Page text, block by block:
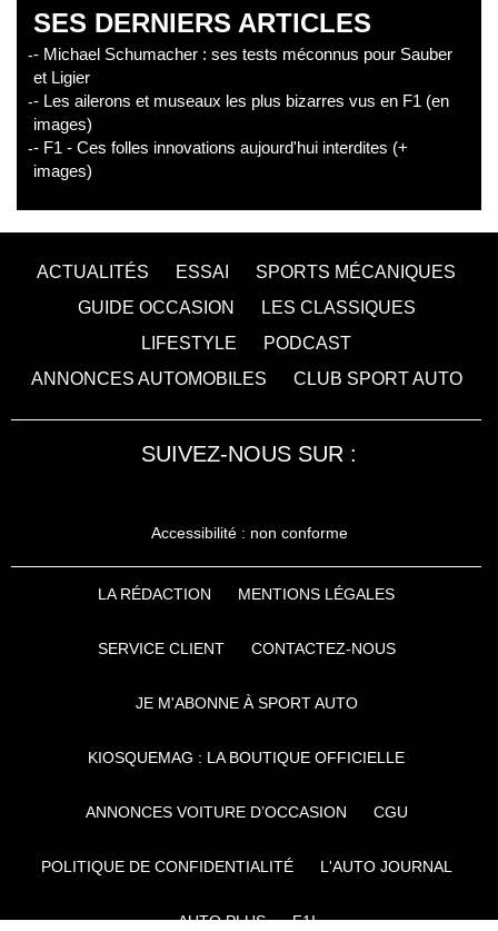
SES DERNIERS ARTICLES
- Michael Schumacher : ses tests méconnus pour Sauber
et Ligier
- Les ailerons et museaux les plus bizarres vus en F1 (en
images)
- F1 - Ces folles innovations aujourd'hui interdites (+
images)
ACTUALITÉS ESSAI
SPORTS MÉCANIQUES
GUIDE OCCASION
LES CLASSIQUES
LIFESTYLE
PODCAST
ANNONCES AUTOMOBILES
CLUB SPORT AUTO
SUIVEZ-NOUS SUR :
Accessibilité : non conforme
LA RÉDACTION MENTIONS LÉGALES
SERVICE CLIENT CONTACTEZ-NOUS
JE M'ABONNE À SPORT AUTO
KIOSQUEMAG : LA BOUTIQUE OFFICIELLE
ANNONCES VOITURE D’OCCASION CGU
POLITIQUE DE CONFIDENTIALITÉ L'AUTO JOURNAL
AUTO PLUS F1I